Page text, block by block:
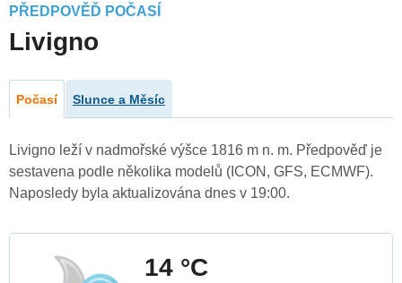
PŘEDPOVĚĎ POČASÍ
Livigno
Počasí Slunce a Měsíc
Livigno leží v nadmořské výšce 1816 m n. m. Předpověď je
sestavena podle několika modelů (ICON, GFS, ECMWF).
Naposledy byla aktualizována dnes v 19:00.
14 °C